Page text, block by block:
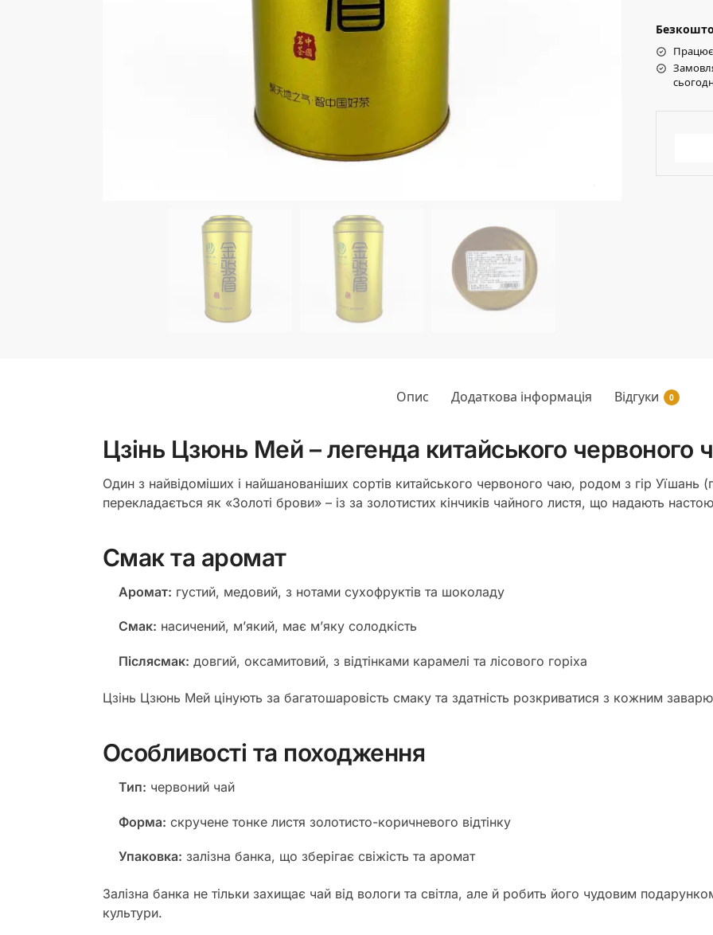
Працює
Опис Додаткова інформація Відгуки 0
Цзінь Цзюнь Мей – легенда китайського червоного
Один з найвідоміших і найшанованіших сортів китайського червоного чаю, родом з гір Уїшань
перекладається як «Золоті брови» – із за золотистих кінчиків чайного листя, що надають
Смак та аромат
Аромат: густий, медовий, з нотами сухофруктів та шоколаду
Смак: насичений, м’який, має мʼяку солодкість
Післясмак: довгий, оксамитовий, з відтінками карамелі та лісового горіха
Цзінь Цзюнь Мей цінують за багатошаровість смаку та здатність розкриватися з кожним
Особливості та походження
Тип: червоний чай
Форма: скручене тонке листя золотисто-коричневого відтінку
Упаковка: залізна банка, що зберігає свіжість та аромат
Залізна банка не тільки захищає чай від вологи та світла, але й робить його чудовим
культури.